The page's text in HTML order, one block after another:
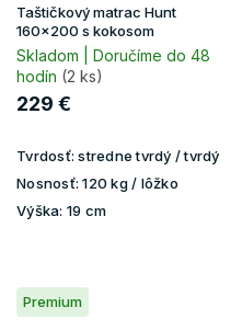
Taštičkový matrac Hunt
160x200 s kokosom
Skladom | Doručíme do 48
hodín (2 ks)
229 €
Tvrdosť: stredne tvrdý / tvrdý
Nosnosť: 120 kg / lôžko
Výška: 19 cm
Premium